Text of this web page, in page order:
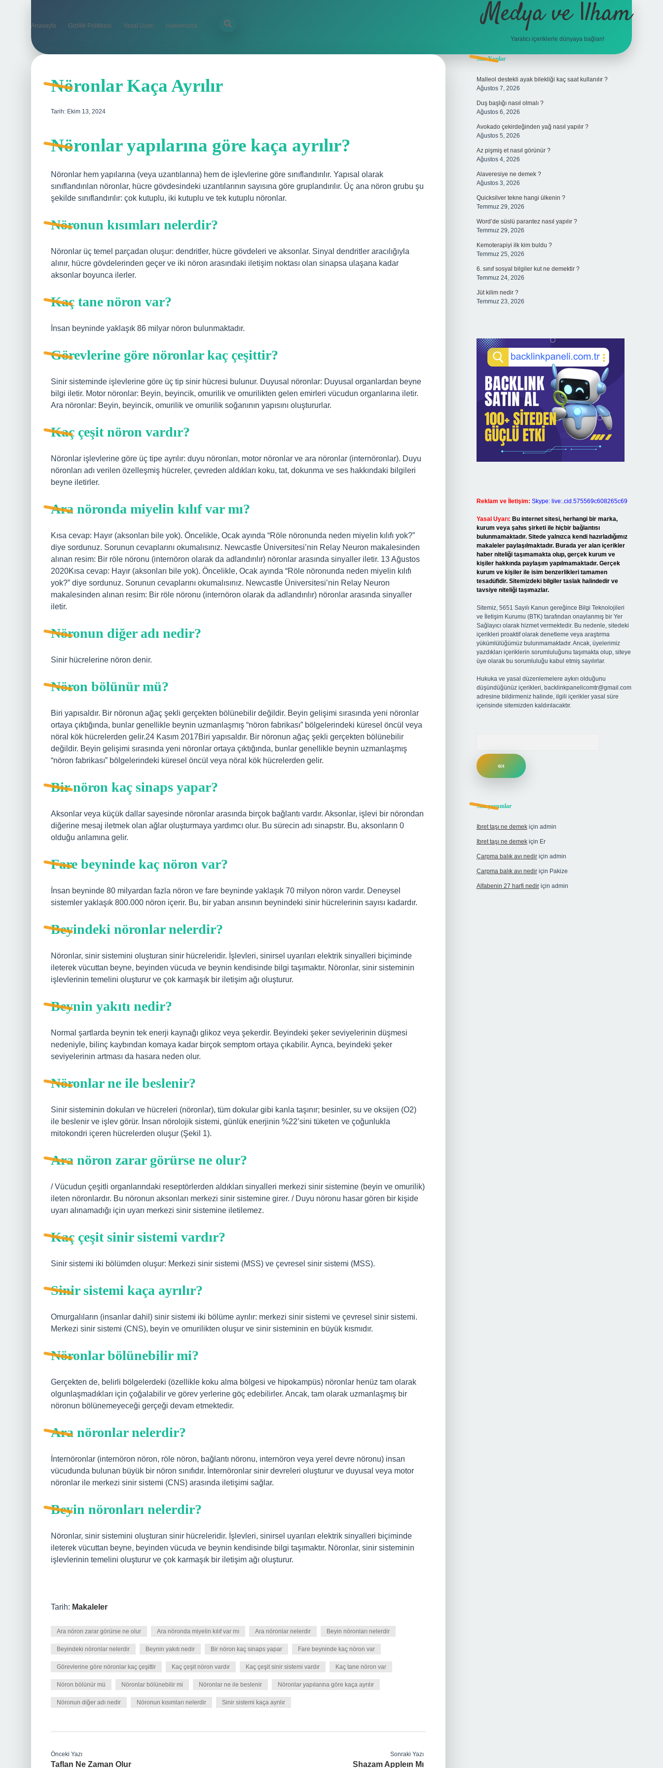
Anasayfa Gizlilik Politikası Yasal Uyarı Hakkımızda Medya ve İlham
Yaratıcı içeriklerle dünyaya bağlan!
Nöronlar Kaça Ayrılır
Tarih: Ekim 13, 2024
Nöronlar yapılarına göre kaça ayrılır?
Nöronlar hem yapılarına (veya uzantılarına) hem de işlevlerine göre sınıflandırılır. Yapısal olarak
sınıflandırılan nöronlar, hücre gövdesindeki uzantılarının sayısına göre gruplandırılır. Üç ana nöron grubu şu
şekilde sınıflandırılır: çok kutuplu, iki kutuplu ve tek kutuplu nöronlar.
Nöronun kısımları nelerdir?
Nöronlar üç temel parçadan oluşur: dendritler, hücre gövdeleri ve aksonlar. Sinyal dendritler aracılığıyla
alınır, hücre gövdelerinden geçer ve iki nöron arasındaki iletişim noktası olan sinapsa ulaşana kadar
aksonlar boyunca ilerler.
Kaç tane nöron var?
İnsan beyninde yaklaşık 86 milyar nöron bulunmaktadır.
Görevlerine göre nöronlar kaç çeşittir?
Sinir sisteminde işlevlerine göre üç tip sinir hücresi bulunur. Duyusal nöronlar: Duyusal organlardan beyne
bilgi iletir. Motor nöronlar: Beyin, beyincik, omurilik ve omurilikten gelen emirleri vücudun organlarına iletir.
Ara nöronlar: Beyin, beyincik, omurilik ve omurilik soğanının yapısını oluştururlar.
Kaç çeşit nöron vardır?
Nöronlar işlevlerine göre üç tipe ayrılır: duyu nöronları, motor nöronlar ve ara nöronlar (internöronlar). Duyu
nöronları adı verilen özelleşmiş hücreler, çevreden aldıkları koku, tat, dokunma ve ses hakkındaki bilgileri
beyne iletirler.
Ara nöronda miyelin kılıf var mı?
Kısa cevap: Hayır (aksonları bile yok). Öncelikle, Ocak ayında “Röle nöronunda neden miyelin kılıfı yok?”
diye sordunuz. Sorunun cevaplarını okumalısınız. Newcastle Üniversitesi’nin Relay Neuron makalesinden
alınan resim: Bir röle nöronu (internöron olarak da adlandırılır) nöronlar arasında sinyaller iletir. 13 Ağustos
2020Kısa cevap: Hayır (aksonları bile yok). Öncelikle, Ocak ayında “Röle nöronunda neden miyelin kılıfı
yok?” diye sordunuz. Sorunun cevaplarını okumalısınız. Newcastle Üniversitesi’nin Relay Neuron
makalesinden alınan resim: Bir röle nöronu (internöron olarak da adlandırılır) nöronlar arasında sinyaller
iletir.
Nöronun diğer adı nedir?
Sinir hücrelerine nöron denir.
Nöron bölünür mü?
Biri yapısaldır. Bir nöronun ağaç şekli gerçekten bölünebilir değildir. Beyin gelişimi sırasında yeni nöronlar
ortaya çıktığında, bunlar genellikle beynin uzmanlaşmış “nöron fabrikası” bölgelerindeki küresel öncül veya
nöral kök hücrelerden gelir.24 Kasım 2017Biri yapısaldır. Bir nöronun ağaç şekli gerçekten bölünebilir
değildir. Beyin gelişimi sırasında yeni nöronlar ortaya çıktığında, bunlar genellikle beynin uzmanlaşmış
“nöron fabrikası” bölgelerindeki küresel öncül veya nöral kök hücrelerden gelir.
Bir nöron kaç sinaps yapar?
Aksonlar veya küçük dallar sayesinde nöronlar arasında birçok bağlantı vardır. Aksonlar, işlevi bir nörondan
diğerine mesaj iletmek olan ağlar oluşturmaya yardımcı olur. Bu sürecin adı sinapstır. Bu, aksonların 0
olduğu anlamına gelir.
Fare beyninde kaç nöron var?
İnsan beyninde 80 milyardan fazla nöron ve fare beyninde yaklaşık 70 milyon nöron vardır. Deneysel
sistemler yaklaşık 800.000 nöron içerir. Bu, bir yaban arısının beynindeki sinir hücrelerinin sayısı kadardır.
Beyindeki nöronlar nelerdir?
Nöronlar, sinir sistemini oluşturan sinir hücreleridir. İşlevleri, sinirsel uyarıları elektrik sinyalleri biçiminde
ileterek vücuttan beyne, beyinden vücuda ve beynin kendisinde bilgi taşımaktır. Nöronlar, sinir sisteminin
işlevlerinin temelini oluşturur ve çok karmaşık bir iletişim ağı oluşturur.
Beynin yakıtı nedir?
Normal şartlarda beynin tek enerji kaynağı glikoz veya şekerdir. Beyindeki şeker seviyelerinin düşmesi
nedeniyle, bilinç kaybından komaya kadar birçok semptom ortaya çıkabilir. Ayrıca, beyindeki şeker
seviyelerinin artması da hasara neden olur.
Nöronlar ne ile beslenir?
Sinir sisteminin dokuları ve hücreleri (nöronlar), tüm dokular gibi kanla taşınır; besinler, su ve oksijen (O2)
ile beslenir ve işlev görür. İnsan nörolojik sistemi, günlük enerjinin %22’sini tüketen ve çoğunlukla
mitokondri içeren hücrelerden oluşur (Şekil 1).
Ara nöron zarar görürse ne olur?
/ Vücudun çeşitli organlarındaki reseptörlerden aldıkları sinyalleri merkezi sinir sistemine (beyin ve omurilik)
ileten nöronlardır. Bu nöronun aksonları merkezi sinir sistemine girer. / Duyu nöronu hasar gören bir kişide
uyarı alınamadığı için uyarı merkezi sinir sistemine iletilemez.
Kaç çeşit sinir sistemi vardır?
Sinir sistemi iki bölümden oluşur: Merkezi sinir sistemi (MSS) ve çevresel sinir sistemi (MSS).
Sinir sistemi kaça ayrılır?
Omurgalıların (insanlar dahil) sinir sistemi iki bölüme ayrılır: merkezi sinir sistemi ve çevresel sinir sistemi.
Merkezi sinir sistemi (CNS), beyin ve omurilikten oluşur ve sinir sisteminin en büyük kısmıdır.
Nöronlar bölünebilir mi?
Gerçekten de, belirli bölgelerdeki (özellikle koku alma bölgesi ve hipokampüs) nöronlar henüz tam olarak
olgunlaşmadıkları için çoğalabilir ve görev yerlerine göç edebilirler. Ancak, tam olarak uzmanlaşmış bir
nöronun bölünemeyeceği gerçeği devam etmektedir.
Ara nöronlar nelerdir?
İnternöronlar (internöron nöron, röle nöron, bağlantı nöronu, internöron veya yerel devre nöronu) insan
vücudunda bulunan büyük bir nöron sınıfıdır. İnternöronlar sinir devreleri oluşturur ve duyusal veya motor
nöronlar ile merkezi sinir sistemi (CNS) arasında iletişimi sağlar.
Beyin nöronları nelerdir?
Nöronlar, sinir sistemini oluşturan sinir hücreleridir. İşlevleri, sinirsel uyarıları elektrik sinyalleri biçiminde
ileterek vücuttan beyne, beyinden vücuda ve beynin kendisinde bilgi taşımaktır. Nöronlar, sinir sisteminin
işlevlerinin temelini oluşturur ve çok karmaşık bir iletişim ağı oluşturur.
Tarih: Makaleler
Ara nöron zarar görürse ne olur Ara nöronda miyelin kılıf var mı Ara nöronlar nelerdir Beyin nöronları nelerdir
Beyindeki nöronlar nelerdir Beynin yakıtı nedir Bir nöron kaç sinaps yapar Fare beyninde kaç nöron var
Görevlerine göre nöronlar kaç çeşittir Kaç çeşit nöron vardır Kaç çeşit sinir sistemi vardır Kaç tane nöron var
Nöron bölünür mü Nöronlar bölünebilir mi Nöronlar ne ile beslenir Nöronlar yapılarına göre kaça ayrılır
Nöronun diğer adı nedir Nöronun kısımları nelerdir Sinir sistemi kaça ayrılır
Önceki Yazı
Taflan Ne Zaman Olur
Sonraki Yazı
Shazam Appleın Mı
Sidebar
Son Yazılar
Malleol destekli ayak bilekliği kaç saat kullanılır ?
Ağustos 7, 2026
Duş başlığı nasıl olmalı ?
Ağustos 6, 2026
Avokado çekirdeğinden yağ nasıl yapılır ?
Ağustos 5, 2026
Az pişmiş et nasıl görünür ?
Ağustos 4, 2026
Alaveresiye ne demek ?
Ağustos 3, 2026
Quicksilver tekne hangi ülkenin ?
Temmuz 29, 2026
Word’de süslü parantez nasıl yapılır ?
Temmuz 29, 2026
Kemoterapiyi ilk kim buldu ?
Temmuz 25, 2026
6. sınıf sosyal bilgiler kut ne demektir ?
Temmuz 24, 2026
Jüt kilim nedir ?
Temmuz 23, 2026
Reklam ve İletişim: Skype: live:.cid.575569c608265c69
Yasal Uyarı: Bu internet sitesi, herhangi bir marka,
kurum veya şahıs şirketi ile hiçbir bağlantısı
bulunmamaktadır. Sitede yalnızca kendi hazırladığımız
makaleler paylaşılmaktadır. Burada yer alan içerikler
haber niteliği taşımamakta olup, gerçek kurum ve
kişiler hakkında paylaşım yapılmamaktadır. Gerçek
kurum ve kişiler ile isim benzerlikleri tamamen
tesadüfidir. Sitemizdeki bilgiler taslak halindedir ve
tavsiye niteliği taşımazlar.
Sitemiz, 5651 Sayılı Kanun gereğince Bilgi Teknolojileri
ve İletişim Kurumu (BTK) tarafından onaylanmış bir Yer
Sağlayıcı olarak hizmet vermektedir. Bu nedenle, sitedeki
içerikleri proaktif olarak denetleme veya araştırma
yükümlülüğümüz bulunmamaktadır. Ancak, üyelerimiz
yazdıkları içeriklerin sorumluluğunu taşımakta olup, siteye
üye olarak bu sorumluluğu kabul etmiş sayılırlar.
Hukuka ve yasal düzenlemelere aykırı olduğunu
düşündüğünüz içerikleri, backlinkpanelicomtr@gmail.com
adresine bildirmeniz halinde, ilgili içerikler yasal süre
içerisinde sitemizden kaldırılacaktır.
Son yorumlar
Ibret taşı ne demekiçin admin
Ibret taşı ne demekiçin Er
Çarpma balık avı nediriçin admin
Çarpma balık avı nediriçin Pakize
Alfabenin 27 harfi nediriçin admin